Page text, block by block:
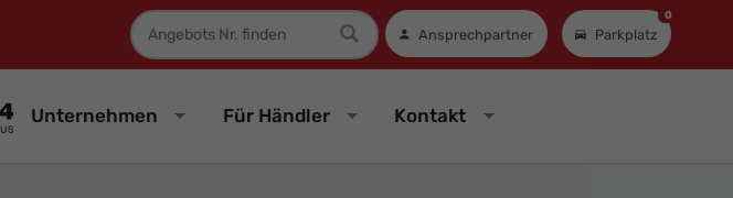
Fahrzeugnummer
Ansprechpartner Parkplatz
0
Unternehmen Für Händler Kontakt